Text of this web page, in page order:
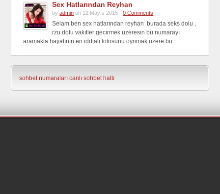
Sex Hatlarından Reyhan
byadmin on 12 Mayıs 2015 -0 Comments
Selam ben sex hatlarından reyhan burada seks dolu ,
rzu dolu vakıtler gecırmek uzeresın bu numarayı
aramakla hayatının en iddialı lotosunu oynmak uzere bu ...
sohbet numaraları canlı sohbet hattı